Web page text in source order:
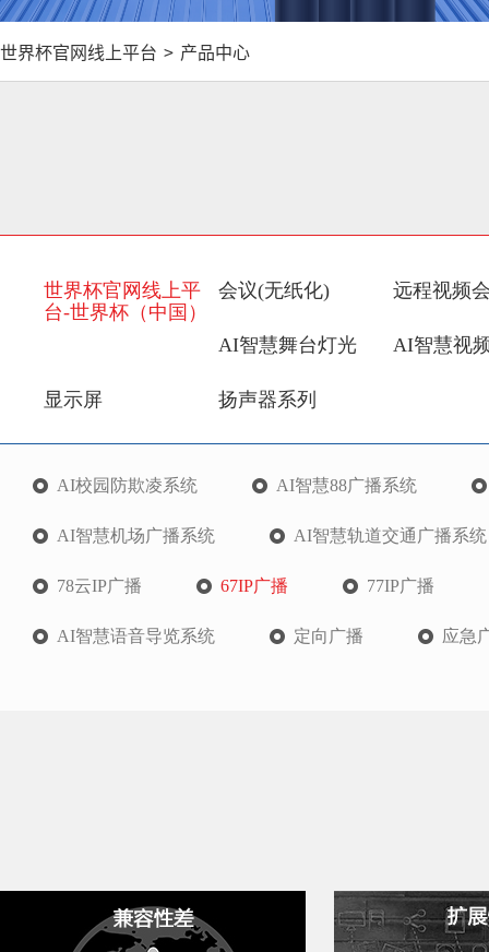
世界杯官网线上平台 > 产品中心
世界杯官网线上平
台-世界杯（中国）
会议(无纸化) 远程视频
AI智慧舞台灯光 AI智慧视
显示屏 扬声器系列
AI校园防欺凌系统 AI智慧88广播系统
AI智慧机场广播系统 AI智慧轨道交通广播系统
78云IP广播 67IP广播 77IP广播
AI智慧语音导览系统 定向广播 应急